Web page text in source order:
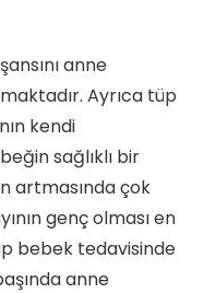
anne
Ayrıca tüp
kendi
sağlıklı bir
artmasında çok
genç olması en
bebek tedavisinde
anne